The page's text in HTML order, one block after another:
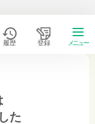
履歴 登録 メニュー
た